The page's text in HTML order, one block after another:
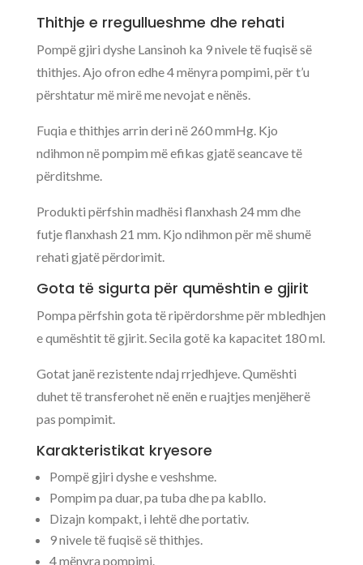
Thithje e rregullueshme dhe rehati
Pompë gjiri dyshe Lansinoh ka 9 nivele të fuqisë së
thithjes. Ajo ofron edhe 4 mënyra pompimi, për t’u
përshtatur më mirë me nevojat e nënës.
Fuqia e thithjes arrin deri në 260 mmHg. Kjo
ndihmon në pompim më efikas gjatë seancave të
përditshme.
Produkti përfshin madhësi flanxhash 24 mm dhe
futje flanxhash 21 mm. Kjo ndihmon për më shumë
rehati gjatë përdorimit.
Gota të sigurta për qumështin e gjirit
Pompa përfshin gota të ripërdorshme për mbledhjen
e qumështit të gjirit. Secila gotë ka kapacitet 180 ml.
Gotat janë rezistente ndaj rrjedhjeve. Qumështi
duhet të transferohet në enën e ruajtjes menjëherë
pas pompimit.
Karakteristikat kryesore
Pompë gjiri dyshe e veshshme.
Pompim pa duar, pa tuba dhe pa kabllo.
Dizajn kompakt, i lehtë dhe portativ.
9 nivele të fuqisë së thithjes.
4 mënyra pompimi.